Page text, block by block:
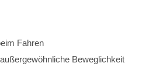
Fahren
Beweglichkeit